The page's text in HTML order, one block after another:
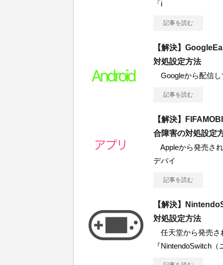
「i
記事を読む
【解決】
対処設定方法
Googleから配信し
記事を読む
【解決】
合障害の対処設定
Appleから発売さ
デバイ
記事を読む
【解決】
対処設定方法
任天堂から発売さ
『NintendoSwitch